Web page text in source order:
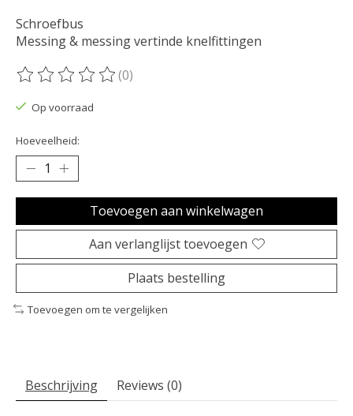
Schroefbus
Messing & messing vertinde knelfittingen
De beoordeling van dit product is
(0)
Op voorraad
Hoeveelheid:
Toevoegen aan winkelwagen
Aan verlanglijst toevoegen
Plaats bestelling
Toevoegen om te vergelijken
Beschrijving Reviews (0)